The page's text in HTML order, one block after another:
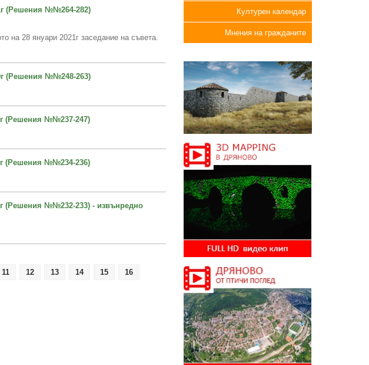
(Решения №№264-282)
на 28 януари 2021г заседание на съвета.
(Решения №№248-263)
(Решения №№237-247)
(Решения №№234-236)
№№232-233) - извънредно
11 12 13 14 15 16
Културен календар
Мнения на гражданите